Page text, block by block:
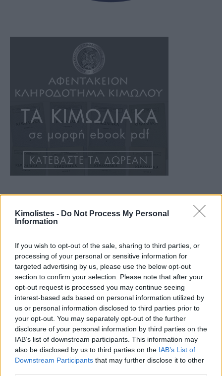
Kimolistes - Do Not Process My Personal
Information
If you wish to opt-out of the sale, sharing to third parties, or
processing of your personal or sensitive information for
targeted advertising by us, please use the below opt-out
section to confirm your selection. Please note that after your
opt-out request is processed you may continue seeing
interest-based ads based on personal information utilized by
us or personal information disclosed to third parties prior to
your opt-out. You may separately opt-out of the further
disclosure of your personal information by third parties on the
IAB’s list of downstream participants. This information may
also be disclosed by us to third parties on the IAB’s List of
Downstream Participants that may further disclose it to other